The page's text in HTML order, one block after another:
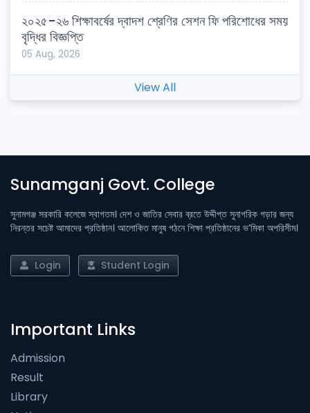
২০২৫-২৬ শিক্ষাবর্ষের দ্বাদশ শ্রেণির সেশন ফি পরিশোধের সময়
বৃদ্ধির বিজ্ঞপ্তি
05 Aug, 2026
View All
Sunamganj Govt. College
সুনামগঞ্জ সরকারি কলেজে স্বাগতম। দেশ ও জাতির সেবার ব্রতে উদ্দীপ্ত সুনাগরিক গড়ার জন্য
নিরন্তর সচেষ্ট আমাদের প্রতিষ্ঠান। আলোকিত মানুষ গঠনে শিক্ষা প্রতিষ্ঠানের ভ’মিকা অপরিসীম।
Login Student Login
Important Links
Admission
Result
Library